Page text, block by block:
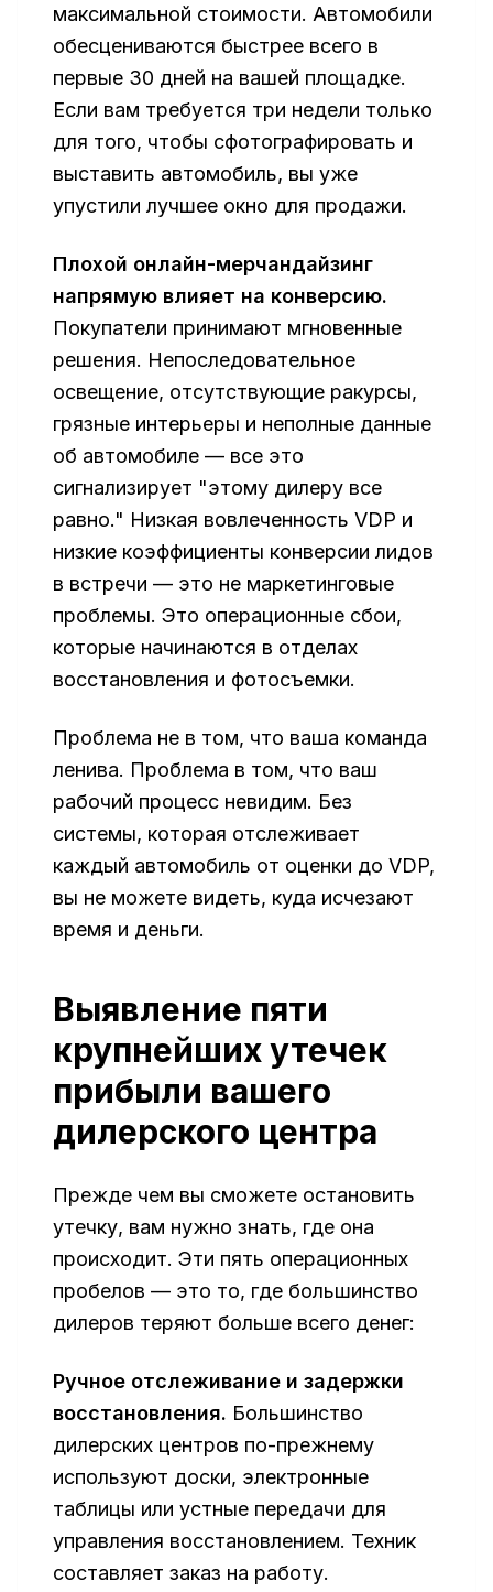
максимальной стоимости. Автомобили
обесцениваются быстрее всего в
первые 30 дней на вашей площадке.
Если вам требуется три недели только
для того, чтобы сфотографировать и
выставить автомобиль, вы уже
упустили лучшее окно для продажи.
Плохой онлайн-мерчандайзинг
напрямую влияет на конверсию.
Покупатели принимают мгновенные
решения. Непоследовательное
освещение, отсутствующие ракурсы,
грязные интерьеры и неполные данные
об автомобиле — все это
сигнализирует "этому дилеру все
равно." Низкая вовлеченность VDP и
низкие коэффициенты конверсии лидов
в встречи — это не маркетинговые
проблемы. Это операционные сбои,
которые начинаются в отделах
восстановления и фотосъемки.
Проблема не в том, что ваша команда
ленива. Проблема в том, что ваш
рабочий процесс невидим. Без
системы, которая отслеживает
каждый автомобиль от оценки до VDP,
вы не можете видеть, куда исчезают
время и деньги.
Выявление пяти
крупнейших утечек
прибыли вашего
дилерского центра
Прежде чем вы сможете остановить
утечку, вам нужно знать, где она
происходит. Эти пять операционных
пробелов — это то, где большинство
дилеров теряют больше всего денег:
Ручное отслеживание и задержки
восстановления. Большинство
дилерских центров по-прежнему
используют доски, электронные
таблицы или устные передачи для
управления восстановлением. Техник
составляет заказ на работу.